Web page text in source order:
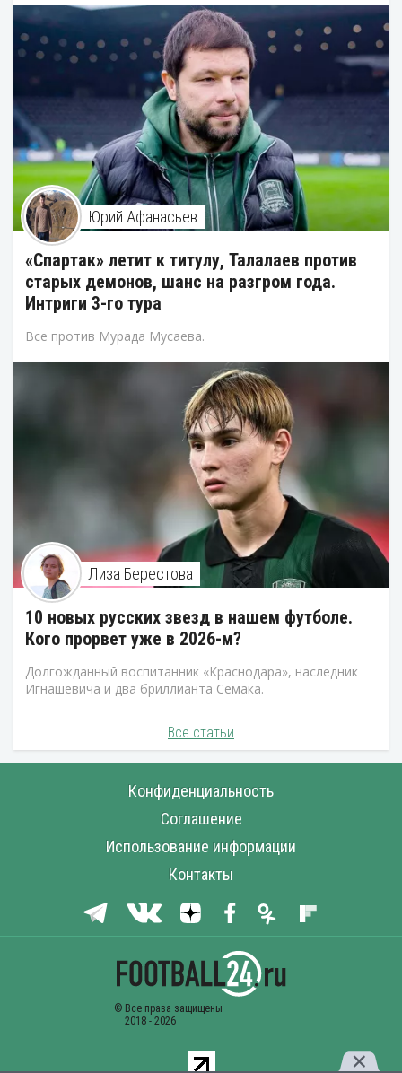
Юрий Афанасьев
«Спартак» летит к титулу, Талалаев против
старых демонов, шанс на разгром года.
Интриги 3-го тура
Все против Мурада Мусаева.
Лиза Берестова
10 новых русских звезд в нашем футболе.
Кого прорвет уже в 2026-м?
Долгожданный воспитанник «Краснодара», наследник
Игнашевича и два бриллианта Семака.
Все статьи
Конфиденциальность
Соглашение
Использование информации
Контакты